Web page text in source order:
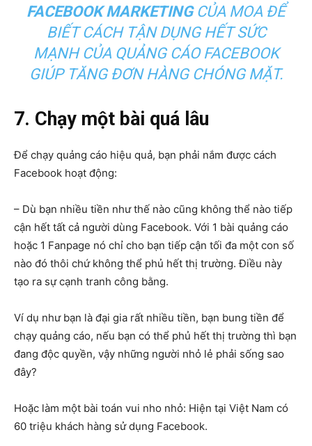
FACEBOOK MARKETINGCỦA MOA ĐỂ
BIẾT CÁCH TẬN DỤNG HẾT SỨC
MẠNH CỦA QUẢNG CÁO FACEBOOK
GIÚP TĂNG ĐƠN HÀNG CHÓNG MẶT.
7. Chạy một bài quá lâu
Để chạy quảng cáo hiệu quả, bạn phải nắm được cách
Facebook hoạt động:
– Dù bạn nhiều tiền như thế nào cũng không thể nào tiếp
cận hết tất cả người dùng Facebook. Với 1 bài quảng cáo
hoặc 1 Fanpage nó chỉ cho bạn tiếp cận tối đa một con số
nào đó thôi chứ không thể phủ hết thị trường. Điều này
tạo ra sự cạnh tranh công bằng.
Ví dụ như bạn là đại gia rất nhiều tiền, bạn bung tiền để
chạy quảng cáo, nếu bạn có thể phủ hết thị trường thì bạn
đang độc quyền, vậy những người nhỏ lẻ phải sống sao
đây?
Hoặc làm một bài toán vui nho nhỏ: Hiện tại Việt Nam có
60 triệu khách hàng sử dụng Facebook.